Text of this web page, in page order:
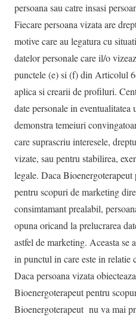
persoana sau catre insasi
Fiecare persoana vizata are
motive care au legatura cu
datelor personale care il/o
punctele (e) si (f) din Articolul
aplica si crearii de profiluri.
date personale in
demonstra temeiuri
care suprascriu interesele,
vizate, sau pentru stabilirea,
legale. Daca Bioenergoterapeut
pentru scopuri de marketing
consimtamant prealabil,
opuna oricand la prelucrarea
astfel de marketing. Aceasta
in punctul in care este in relatie
Daca persoana vizata
Bioenergoterapeut pentru
Bioenergoterapeut nu va mai